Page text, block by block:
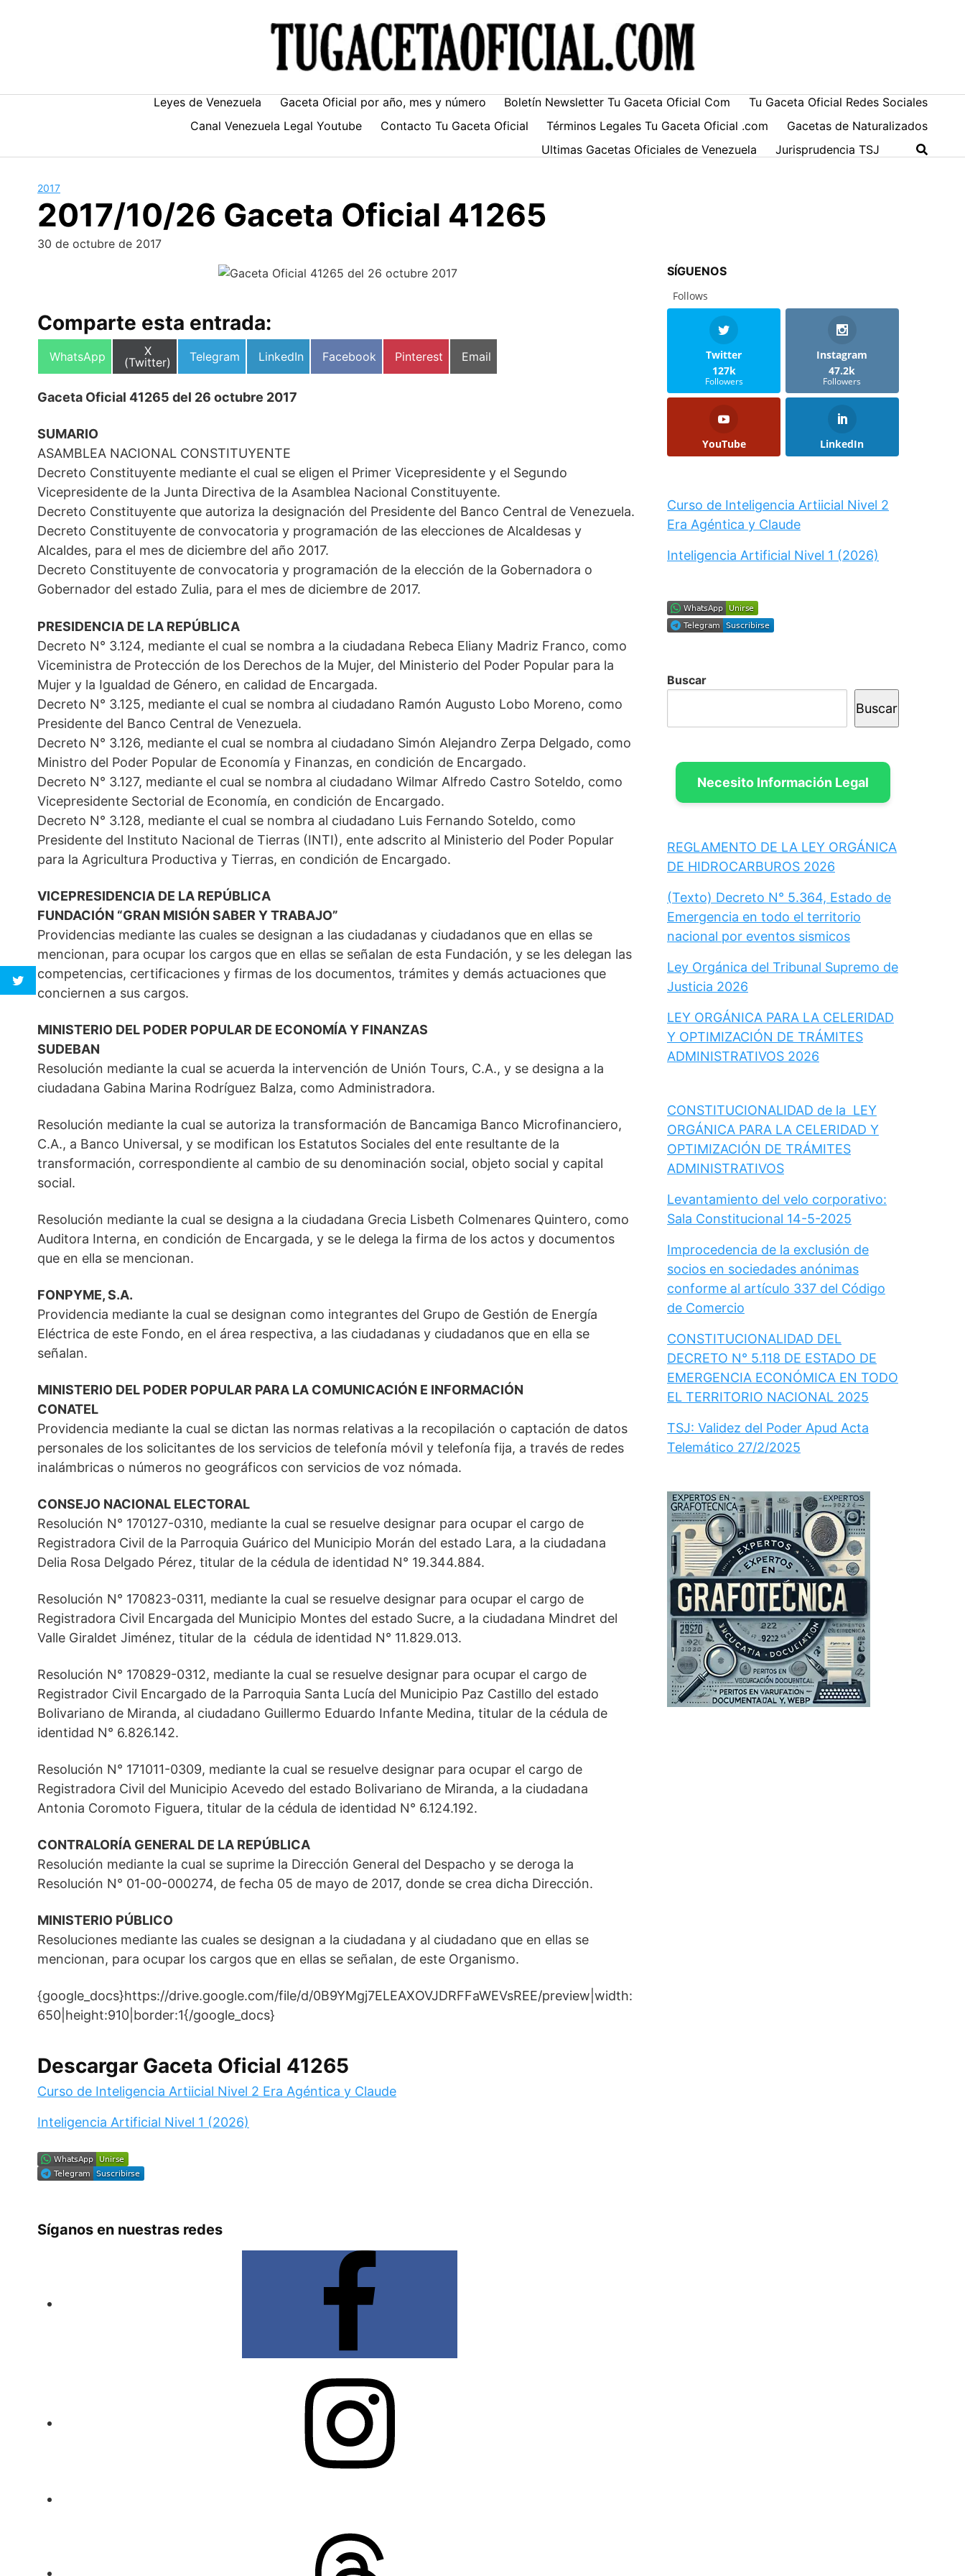
Leyes de Venezuela Gaceta Oficial por año, mes y número Boletín Newsletter Tu Gaceta Oficial Com
Tu Gaceta Oficial Redes Sociales
Canal Venezuela Legal Youtube
Contacto Tu Gaceta Oficial Términos Legales Tu Gaceta Oficial .com
Gacetas de Naturalizados
Ultimas Gacetas Oficiales de Venezuela
Jurisprudencia TSJ
2017
2017/10/26 Gaceta Oficial 41265
30 de octubre de 2017
Comparte esta entrada:
Compartir
WhatsApp
Compartir
en
X
(Twitter)
Compartir
Telegram
Compartir
LinkedIn
Compartir
Facebook
Compartir
Pinterest
Compartir
Email
Gaceta Oficial 41265 del 26 octubre 2017
SUMARIO
ASAMBLEA NACIONAL CONSTITUYENTE
Decreto Constituyente mediante el cual se eligen el Primer Vicepresidente y el Segundo
Vicepresidente de la Junta Directiva de la Asamblea Nacional Constituyente.
Decreto Constituyente que autoriza la designación del Presidente del Banco Central de Venezuela.
Decreto Constituyente de convocatoria y programación de las elecciones de Alcaldesas y
Alcaldes, para el mes de diciembre del año 2017.
Decreto Constituyente de convocatoria y programación de la elección de la Gobernadora o
Gobernador del estado Zulia, para el mes de diciembre de 2017.
PRESIDENCIA DE LA REPÚBLICA
Decreto N° 3.124, mediante el cual se nombra a la ciudadana Rebeca Eliany Madriz Franco, como
Viceministra de Protección de los Derechos de la Mujer, del Ministerio del Poder Popular para la
Mujer y la Igualdad de Género, en calidad de Encargada.
Decreto N° 3.125, mediante el cual se nombra al ciudadano Ramón Augusto Lobo Moreno, como
Presidente del Banco Central de Venezuela.
Decreto N° 3.126, mediante el cual se nombra al ciudadano Simón Alejandro Zerpa Delgado, como
Ministro del Poder Popular de Economía y Finanzas, en condición de Encargado.
Decreto N° 3.127, mediante el cual se nombra al ciudadano Wilmar Alfredo Castro Soteldo, como
Vicepresidente Sectorial de Economía, en condición de Encargado.
Decreto N° 3.128, mediante el cual se nombra al ciudadano Luis Fernando Soteldo, como
Presidente del Instituto Nacional de Tierras (INTI), ente adscrito al Ministerio del Poder Popular
para la Agricultura Productiva y Tierras, en condición de Encargado.
VICEPRESIDENCIA DE LA REPÚBLICA
FUNDACIÓN “GRAN MISIÓN SABER Y TRABAJO”
Providencias mediante las cuales se designan a las ciudadanas y ciudadanos que en ellas se
mencionan, para ocupar los cargos que en ellas se señalan de esta Fundación, y se les delegan las
competencias, certificaciones y firmas de los documentos, trámites y demás actuaciones que
conciernen a sus cargos.
MINISTERIO DEL PODER POPULAR DE ECONOMÍA Y FINANZAS
SUDEBAN
Resolución mediante la cual se acuerda la intervención de Unión Tours, C.A., y se designa a la
ciudadana Gabina Marina Rodríguez Balza, como Administradora.
Resolución mediante la cual se autoriza la transformación de Bancamiga Banco Microfinanciero,
C.A., a Banco Universal, y se modifican los Estatutos Sociales del ente resultante de la
transformación, correspondiente al cambio de su denominación social, objeto social y capital
social.
Resolución mediante la cual se designa a la ciudadana Grecia Lisbeth Colmenares Quintero, como
Auditora Interna, en condición de Encargada, y se le delega la firma de los actos y documentos
que en ella se mencionan.
FONPYME, S.A.
Providencia mediante la cual se designan como integrantes del Grupo de Gestión de Energía
Eléctrica de este Fondo, en el área respectiva, a las ciudadanas y ciudadanos que en ella se
señalan.
MINISTERIO DEL PODER POPULAR PARA LA COMUNICACIÓN E INFORMACIÓN
CONATEL
Providencia mediante la cual se dictan las normas relativas a la recopilación o captación de datos
personales de los solicitantes de los servicios de telefonía móvil y telefonía fija, a través de redes
inalámbricas o números no geográficos con servicios de voz nómada.
CONSEJO NACIONAL ELECTORAL
Resolución N° 170127-0310, mediante la cual se resuelve designar para ocupar el cargo de
Registradora Civil de la Parroquia Guárico del Municipio Morán del estado Lara, a la ciudadana
Delia Rosa Delgado Pérez, titular de la cédula de identidad N° 19.344.884.
Resolución N° 170823-0311, mediante la cual se resuelve designar para ocupar el cargo de
Registradora Civil Encargada del Municipio Montes del estado Sucre, a la ciudadana Mindret del
Valle Giraldet Jiménez, titular de la cédula de identidad N° 11.829.013.
Resolución N° 170829-0312, mediante la cual se resuelve designar para ocupar el cargo de
Registrador Civil Encargado de la Parroquia Santa Lucía del Municipio Paz Castillo del estado
Bolivariano de Miranda, al ciudadano Guillermo Eduardo Infante Medina, titular de la cédula de
identidad N° 6.826.142.
Resolución N° 171011-0309, mediante la cual se resuelve designar para ocupar el cargo de
Registradora Civil del Municipio Acevedo del estado Bolivariano de Miranda, a la ciudadana
Antonia Coromoto Figuera, titular de la cédula de identidad N° 6.124.192.
CONTRALORÍA GENERAL DE LA REPÚBLICA
Resolución mediante la cual se suprime la Dirección General del Despacho y se deroga la
Resolución N° 01-00-000274, de fecha 05 de mayo de 2017, donde se crea dicha Dirección.
MINISTERIO PÚBLICO
Resoluciones mediante las cuales se designan a la ciudadana y al ciudadano que en ellas se
mencionan, para ocupar los cargos que en ellas se señalan, de este Organismo.
{google_docs}https://drive.google.com/file/d/0B9YMgj7ELEAXOVJDRFFaWEVsREE/preview|width:
650|height:910|border:1{/google_docs}
Descargar Gaceta Oficial 41265
Curso de Inteligencia Artiicial Nivel 2 Era Agéntica y Claude
Inteligencia Artificial Nivel 1 (2026)
Síganos en nuestras redes
SÍGUENOS
Follows
Twitter
127k
Followers
Instagram
47.2k
Followers
YouTube LinkedIn
Curso de Inteligencia Artiicial Nivel 2
Era Agéntica y Claude
Inteligencia Artificial Nivel 1 (2026)
Buscar
Buscar
Necesito Información Legal
REGLAMENTO DE LA LEY ORGÁNICA
DE HIDROCARBUROS 2026
(Texto) Decreto N° 5.364, Estado de
Emergencia en todo el territorio
nacional por eventos sismicos
Ley Orgánica del Tribunal Supremo de
Justicia 2026
LEY ORGÁNICA PARA LA CELERIDAD
Y OPTIMIZACIÓN DE TRÁMITES
ADMINISTRATIVOS 2026
CONSTITUCIONALIDAD de la LEY
ORGÁNICA PARA LA CELERIDAD Y
OPTIMIZACIÓN DE TRÁMITES
ADMINISTRATIVOS
Levantamiento del velo corporativo:
Sala Constitucional 14-5-2025
Improcedencia de la exclusión de
socios en sociedades anónimas
conforme al artículo 337 del Código
de Comercio
CONSTITUCIONALIDAD DEL
DECRETO N° 5.118 DE ESTADO DE
EMERGENCIA ECONÓMICA EN TODO
EL TERRITORIO NACIONAL 2025
TSJ: Validez del Poder Apud Acta
Telemático 27/2/2025